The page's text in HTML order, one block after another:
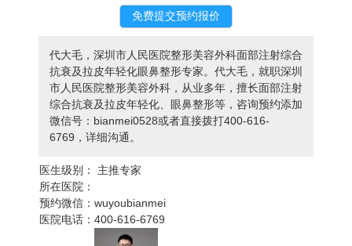
代大毛，深圳市人民医院整形美容外科面部注射综合
抗衰及拉皮年轻化眼鼻整形专家。代大毛，就职深圳
市人民医院整形美容外科，从业多年，擅长面部注射
综合抗衰及拉皮年轻化、眼鼻整形等，咨询预约添加
微信号：bianmei0528或者直接拨打400-616-
6769，详细沟通。
医生级别：
主推专家
所在医院：
预约微信：wuyoubianmei
医院电话：400-616-6769